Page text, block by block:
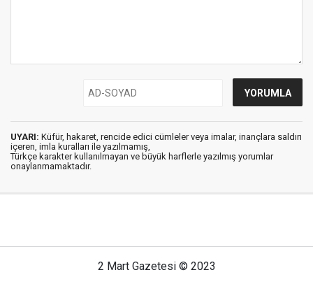
UYARI: Küfür, hakaret, rencide edici cümleler veya imalar, inançlara saldırı
içeren, imla kuralları ile yazılmamış,
Türkçe karakter kullanılmayan ve büyük harflerle yazılmış yorumlar
onaylanmamaktadır.
2 Mart Gazetesi © 2023